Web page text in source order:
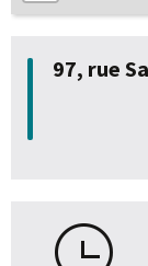
97, rue